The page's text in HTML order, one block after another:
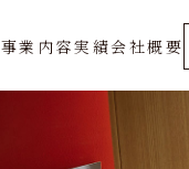
事業内容実績会社概要